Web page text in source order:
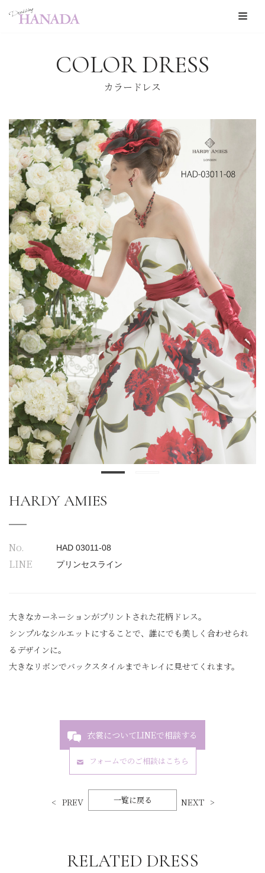
へ
ス
キ
ッ
プ
COLOR DRESS
カラードレス
HARDY AMIES
No. HAD 03011-08
LINE プリンセスライン
大きなカーネーションがプリントされた花柄ドレス。
シンプルなシルエットにすることで、誰にでも美しく合わせられ
るデザインに。
大きなリボンでバックスタイルまでキレイに見せてくれます。
衣裳についてLINEで相談する
フォームでのご相談はこちら
PREV 一覧に戻る NEXT
RELATED DRESS